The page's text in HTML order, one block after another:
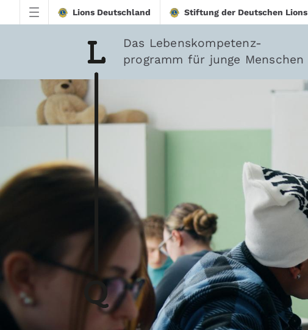
Zum Hauptinhalt springen
Lions Deutschland Stiftung der Deutschen Lions
Das Lebenskompetenz-
programm für junge Menschen
Downloads - Lions-Quest